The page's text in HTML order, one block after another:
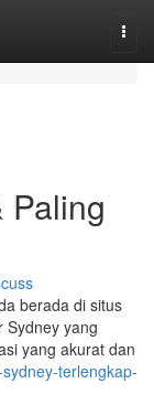
Paling
berada di situs
Sydney yang
yang akurat dan
terlengkap-